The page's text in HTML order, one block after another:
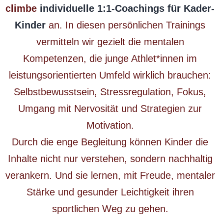
climbe individuelle 1:1-Coachings für Kader-
Kinder an. In diesen persönlichen Trainings
vermitteln wir gezielt die mentalen
Kompetenzen, die junge Athlet*innen im
leistungsorientierten Umfeld wirklich brauchen:
Selbstbewusstsein, Stressregulation, Fokus,
Umgang mit Nervosität und Strategien zur
Motivation.
Durch die enge Begleitung können Kinder die
Inhalte nicht nur verstehen, sondern nachhaltig
verankern. Und sie lernen, mit Freude, mentaler
Stärke und gesunder Leichtigkeit ihren
sportlichen Weg zu gehen.